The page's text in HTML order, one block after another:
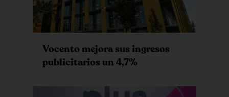
Vocento mejora sus ingresos
publicitarios un 4,7%